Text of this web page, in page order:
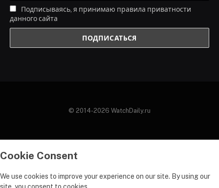
Подписываясь, я принимаю правила приватности
данного сайта
© 2014-2026 WatchDaily.ru